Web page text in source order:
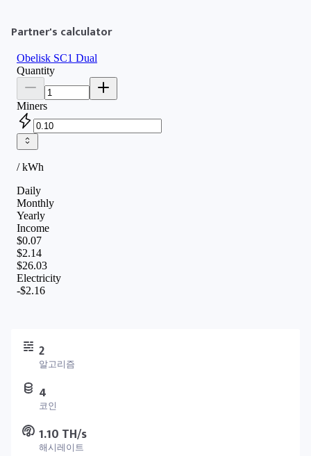
2
알고리즘
4
코인
1.10 TH/s
해시레이트
Partner's calculator